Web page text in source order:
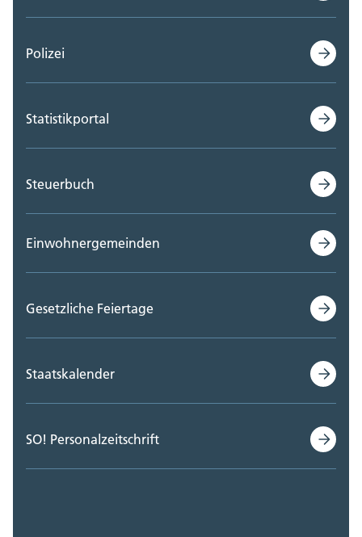
Polizei
Statistikportal
Steuerbuch
Einwohnergemeinden
Gesetzliche Feiertage
Staatskalender
SO! Personalzeitschrift